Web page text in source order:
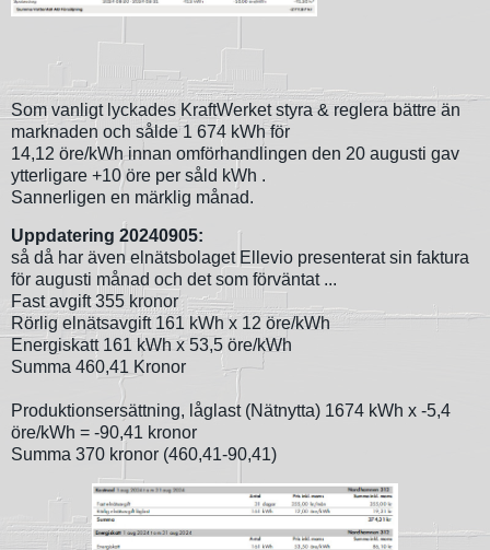
Som vanligt lyckades KraftWerket styra & reglera bättre än
marknaden och sålde 1 674 kWh för
14,12 öre/kWh innan omförhandlingen den 20 augusti gav
ytterligare +10 öre per såld kWh .
Sannerligen en märklig månad.
Uppdatering 20240905:
så då har även elnätsbolaget Ellevio presenterat sin faktura
för augusti månad och det som förväntat ...
Fast avgift 355 kronor
Rörlig elnätsavgift 161 kWh x 12 öre/kWh
Energiskatt 161 kWh x 53,5 öre/kWh
Summa 460,41 Kronor
Produktionsersättning, låglast (Nätnytta) 1674 kWh x -5,4
öre/kWh = -90,41 kronor
Summa 370 kronor (460,41-90,41)